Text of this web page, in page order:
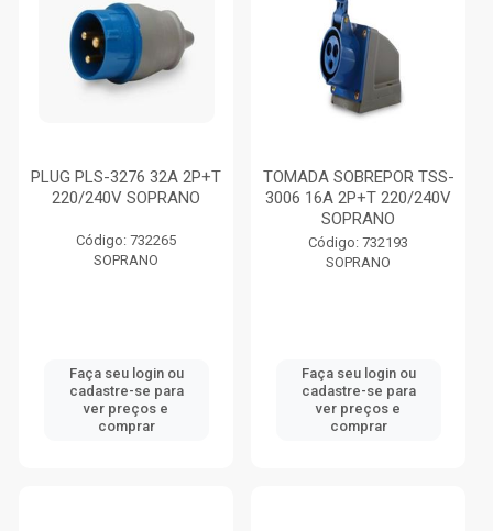
PLUG PLS-3276 32A 2P+T
220/240V SOPRANO
Código: 732265
SOPRANO
Faça seu login ou
cadastre-se para
ver preços e
comprar
TOMADA SOBREPOR TSS-
3006 16A 2P+T 220/240V
SOPRANO
Código: 732193
SOPRANO
Faça seu login ou
cadastre-se para
ver preços e
comprar